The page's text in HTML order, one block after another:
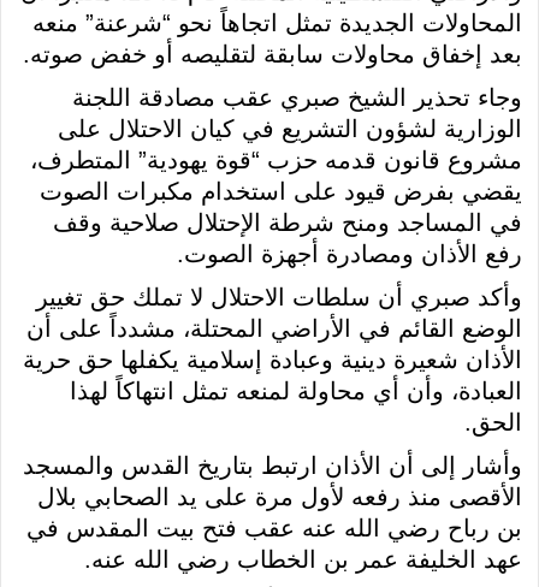
المحاولات الجديدة تمثل اتجاهاً نحو “شرعنة” منعه
بعد إخفاق محاولات سابقة لتقليصه أو خفض صوته.
وجاء تحذير الشيخ صبري عقب مصادقة اللجنة
الوزارية لشؤون التشريع في كيان الاحتلال على
مشروع قانون قدمه حزب “قوة يهودية” المتطرف،
يقضي بفرض قيود على استخدام مكبرات الصوت
في المساجد ومنح شرطة الإحتلال صلاحية وقف
رفع الأذان ومصادرة أجهزة الصوت.
وأكد صبري أن سلطات الاحتلال لا تملك حق تغيير
الوضع القائم في الأراضي المحتلة، مشدداً على أن
الأذان شعيرة دينية وعبادة إسلامية يكفلها حق حرية
العبادة، وأن أي محاولة لمنعه تمثل انتهاكاً لهذا
الحق.
وأشار إلى أن الأذان ارتبط بتاريخ القدس والمسجد
الأقصى منذ رفعه لأول مرة على يد الصحابي بلال
بن رباح رضي الله عنه عقب فتح بيت المقدس في
عهد الخليفة عمر بن الخطاب رضي الله عنه.